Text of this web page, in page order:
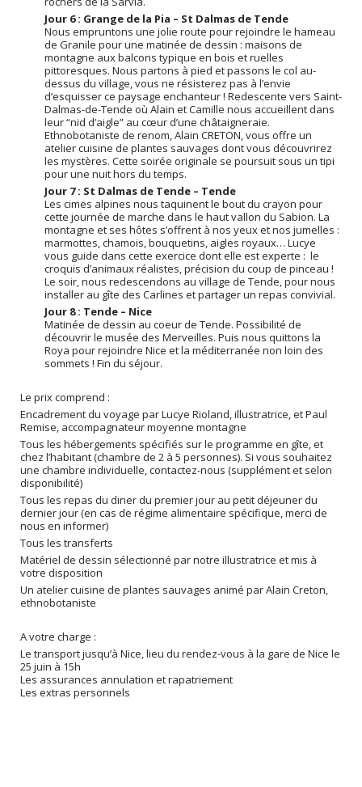
Jour 6 : Grange de la Pia – St Dalmas de Tende
Nous empruntons une jolie route pour rejoindre le hameau
de Granile pour une matinée de dessin : maisons de
montagne aux balcons typique en bois et ruelles
pittoresques. Nous partons à pied et passons le col au-
dessus du village, vous ne résisterez pas à l’envie
d’esquisser ce paysage enchanteur ! Redescente vers Saint-
Dalmas-de-Tende où Alain et Camille nous accueillent dans
leur “nid d’aigle” au cœur d’une châtaigneraie.
Ethnobotaniste de renom, Alain CRETON, vous offre un
atelier cuisine de plantes sauvages dont vous découvrirez
les mystères. Cette soirée originale se poursuit sous un tipi
pour une nuit hors du temps.
Jour 7 : St Dalmas de Tende – Tende
Les cimes alpines nous taquinent le bout du crayon pour
cette journée de marche dans le haut vallon du Sabion. La
montagne et ses hôtes s’offrent à nos yeux et nos jumelles :
marmottes, chamois, bouquetins, aigles royaux… Lucye
vous guide dans cette exercice dont elle est experte : le
croquis d’animaux réalistes, précision du coup de pinceau !
Le soir, nous redescendons au village de Tende, pour nous
installer au gîte des Carlines et partager un repas convivial.
Jour 8 : Tende – Nice
Matinée de dessin au coeur de Tende. Possibilité de
découvrir le musée des Merveilles. Puis nous quittons la
Roya pour rejoindre Nice et la méditerranée non loin des
sommets ! Fin du séjour.
Le prix comprend :
Encadrement du voyage par Lucye Rioland, illustratrice, et Paul
Remise, accompagnateur moyenne montagne
Tous les hébergements spécifiés sur le programme en gîte, et
chez l’habitant (chambre de 2 à 5 personnes). Si vous souhaitez
une chambre individuelle, contactez-nous (supplément et selon
disponibilité)
Tous les repas du diner du premier jour au petit déjeuner du
dernier jour (en cas de régime alimentaire spécifique, merci de
nous en informer)
Tous les transferts
Matériel de dessin sélectionné par notre illustratrice et mis à
votre disposition
Un atelier cuisine de plantes sauvages animé par Alain Creton,
ethnobotaniste
A votre charge :
Le transport jusqu’à Nice, lieu du rendez-vous à la gare de Nice le
25 juin à 15h
Les assurances annulation et rapatriement
Les extras personnels